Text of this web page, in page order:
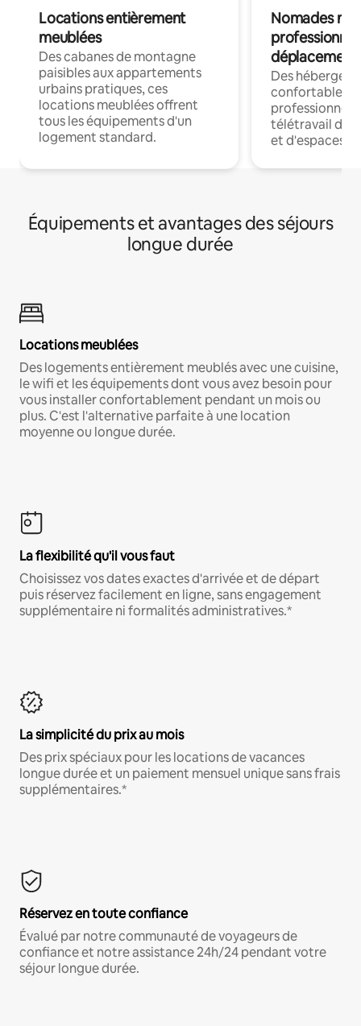
Locations entièrement
meublées
Des cabanes de montagne
paisibles aux appartements
urbains pratiques, ces
locations meublées offrent
tous les équipements d'un
logement standard.
Nomades
déplacement
Des
confortables
professionnels
télétravail
et d'espaces
Équipements et avantages des séjours
longue durée
Locations meublées
Des logements entièrement meublés avec une cuisine,
le wifi et les équipements dont vous avez besoin pour
vous installer confortablement pendant un mois ou
plus. C'est l'alternative parfaite à une location
moyenne ou longue durée.
La flexibilité qu'il vous faut
Choisissez vos dates exactes d'arrivée et de départ
puis réservez facilement en ligne, sans engagement
supplémentaire ni formalités administratives.*
La simplicité du prix au mois
Des prix spéciaux pour les locations de vacances
longue durée et un paiement mensuel unique sans frais
supplémentaires.*
Réservez en toute confiance
Évalué par notre communauté de voyageurs de
confiance et notre assistance 24h/24 pendant votre
séjour longue durée.